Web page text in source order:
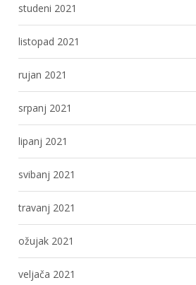
studeni 2021
listopad 2021
rujan 2021
srpanj 2021
lipanj 2021
svibanj 2021
travanj 2021
ožujak 2021
veljača 2021